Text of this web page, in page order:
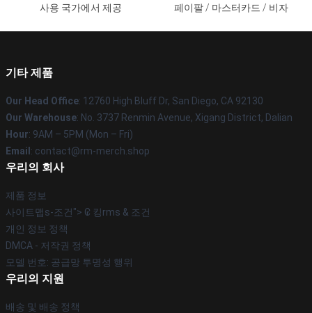
사용 국가에서 제공
페이팔 / 마스터카드 / 비자
기타 제품
Our Head Office: 12760 High Bluff Dr, San Diego, CA 92130
Our Warehouse: No. 3737 Renmin Avenue, Xigang District, Dalian
Hour: 9AM – 5PM (Mon – Fri)
Email : contact@rm-merch.shop
우리의 회사
제품 정보
사이트맵s-조건"> ₢ 킹rms & 조건
개인 정보 정책
DMCA - 저작권 정책
모델 번호: 공급망 투명성 행위
우리의 지원
배송 및 배송 정책